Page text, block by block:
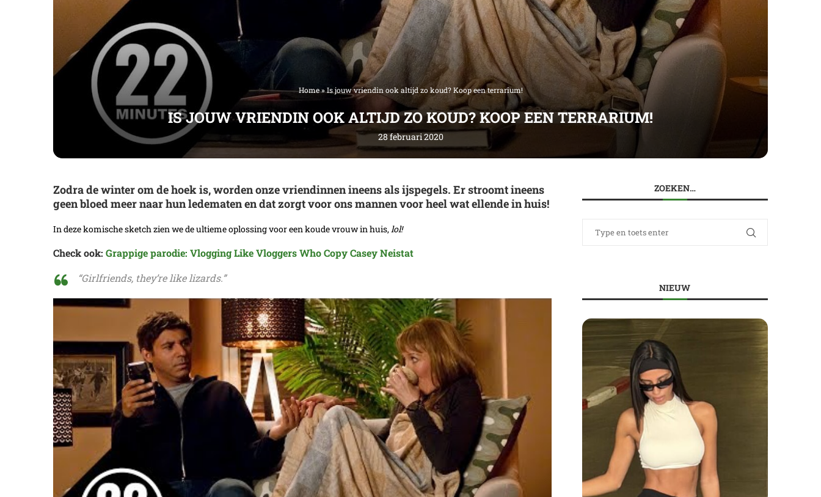
Home»Is jouw vriendin ook altijd zo koud? Koop een terrarium!
IS JOUW VRIENDIN OOK ALTIJD ZO KOUD? KOOP EEN TERRARIUM!
28 februari 2020
Zodra de winter om de hoek is, worden onze vriendinnen ineens als ijspegels. Er stroomt ineens
geen bloed meer naar hun ledematen en dat zorgt voor ons mannen voor heel wat ellende in huis!
In deze komische sketch zien we de ultieme oplossing voor een koude vrouw in huis,lol!
Check ook: Grappige parodie: Vlogging Like Vloggers Who Copy Casey Neistat
“Girlfriends, they’re like lizards.”
ZOEKEN…
NIEUW